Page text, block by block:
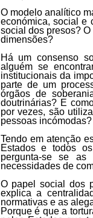
O modelo analítico
económica, social e
social dos presos?
dimensões?
Há um consenso
alguém se
institucionais da
parte de um
órgãos de
doutrinárias? E
por vezes, são
pessoas incómodas?
Tendo em atenção
Estados e todos
pergunta-se se as
necessidades de
O papel social dos
explica a
normativas e as
Porque é que a